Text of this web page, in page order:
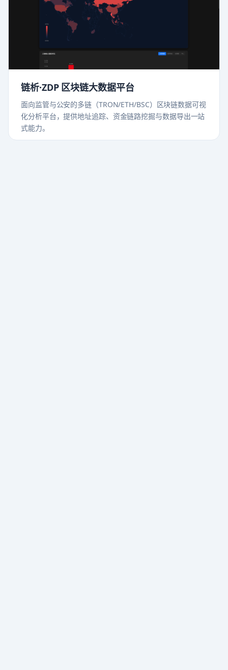
链析·ZDP 区块链大数据平台
面向监管与公安的多链（TRON/ETH/BSC）区块链数据可视
化分析平台，提供地址追踪、资金链路挖掘与数据导出一站
式能力。